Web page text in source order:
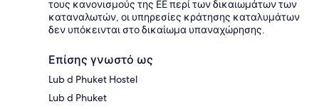
τους κανονισμούς της ΕΕ περί των δικαιωμάτων των
καταναλωτών, οι υπηρεσίες κράτησης καταλυμάτων
δεν υπόκεινται στο δικαίωμα υπαναχώρησης.
Επίσης γνωστό ως
Lub d Phuket Hostel
Lub d Phuket